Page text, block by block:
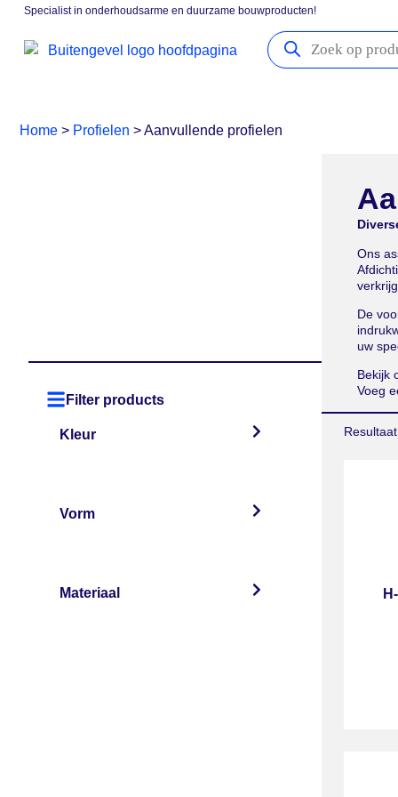
Specialist in onderhoudsarme en duurzame bouwproducten!
Home > Profielen >Aanvullende profielen
Filter products
Kleur
Vorm
Materiaal
Ons
De
uw
Bekijk
Voeg